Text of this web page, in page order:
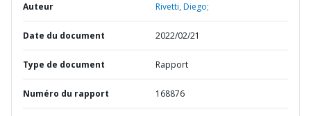
Auteur Rivetti, Diego;
Date du document 2022/02/21
Type de document Rapport
Numéro du rapport 168876